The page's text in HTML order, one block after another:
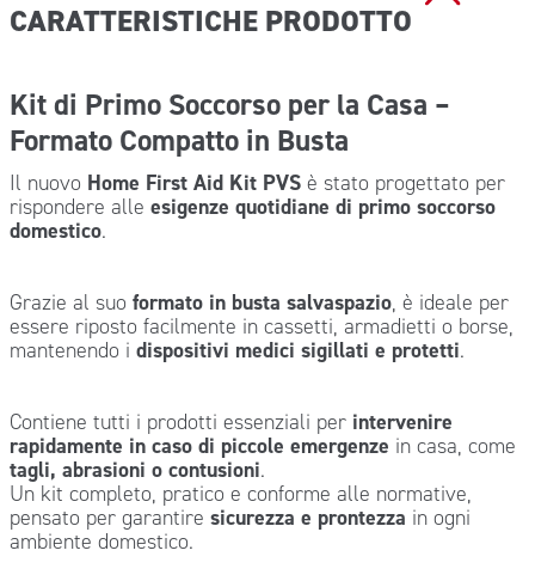
CARATTERISTICHE PRODOTTO
Kit di Primo Soccorso per la Casa –
Formato Compatto in Busta
Il nuovo Home First Aid Kit PVSè stato progettato per
rispondere alle esigenze quotidiane di primo soccorso
domestico.
Grazie al suo formato in busta salvaspazio, è ideale per
essere riposto facilmente in cassetti, armadietti o borse,
mantenendo i dispositivi medici sigillati e protetti.
Contiene tutti i prodotti essenziali per intervenire
rapidamente in caso di piccole emergenze in casa, come
tagli, abrasioni o contusioni.
Un kit completo, pratico e conforme alle normative,
pensato per garantire sicurezza e prontezza in ogni
ambiente domestico.